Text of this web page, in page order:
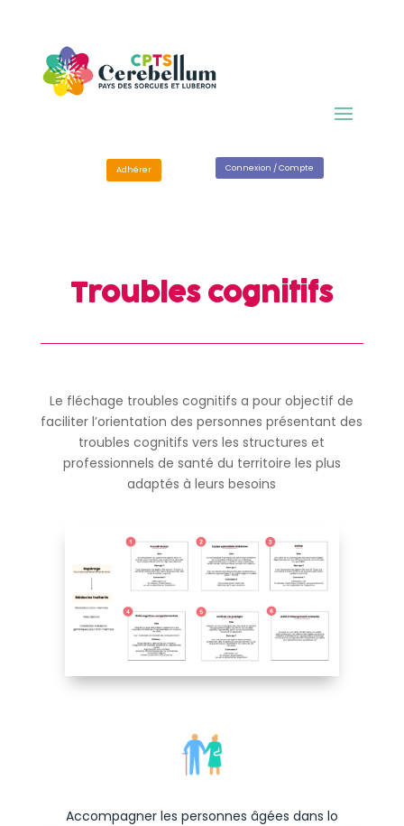
Adhérer Connexion / Compte
Troubles cognitifs
Le fléchage troubles cognitifs a pour objectif de
faciliter l’orientation des personnes présentant des
troubles cognitifs vers les structures et
professionnels de santé du territoire les plus
adaptés à leurs besoins
Accompagner les personnes âgées dans lo